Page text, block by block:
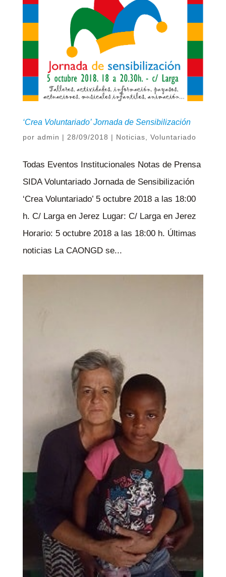
‘Crea Voluntariado’ Jornada de Sensibilización
por admin | 28/09/2018 | Noticias Voluntariado
Todas Eventos Institucionales Notas de Prensa
SIDA Voluntariado Jornada de Sensibilización
‘Crea Voluntariado’ 5 octubre 2018 a las 18:00
h. C/ Larga en Jerez Lugar: C/ Larga en Jerez
Horario: 5 octubre 2018 a las 18:00 h. Últimas
noticias La CAONGD se...